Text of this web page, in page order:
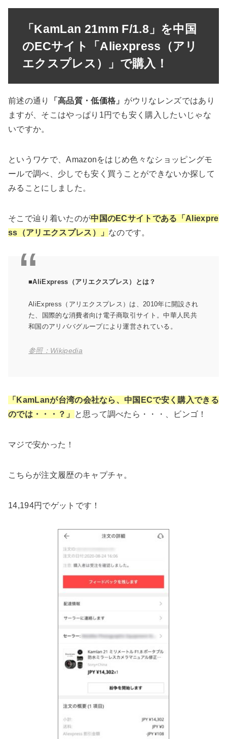
「KamLan 21mm F/1.8」を中国
のECサイト「Aliexpress（アリ
エクスプレス）」で購入！
前述の通り 「高品質・低価格」 がウリなレンズではあり
ますが、そこはやっぱり1円でも安く購入したいじゃな
いですか。
というワケで、Amazonをはじめ色々なショッピングモ
ールで調べ、少しでも安く買うことができないか探して
みることにしました。
そこで辿り着いたのが中国のECサイトである「Aliexpre
ss（アリエクスプレス）」 なのです。
■AliExpress（アリエクスプレス）とは？
AliExpress（アリエクスプレス）は、2010年に開設され
た、国際的な消費者向け電子商取引サイト。中華人民共
和国のアリババグループにより運営されている。
参照：Wikipedia
「KamLanが台湾の会社なら、中国ECで安く購入できる
のでは・・・？」
と思って調べたら・・・、ビンゴ！
マジで安かった！
こちらが注文履歴のキャプチャ。
14,194円でゲットです！